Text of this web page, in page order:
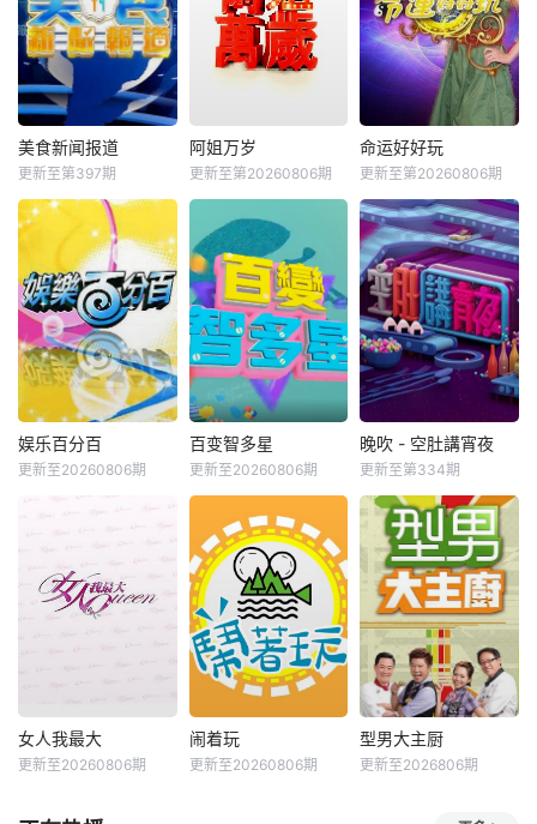
美食新闻报道
更新至第397期
阿姐万岁
更新至第20260806期
命运好好玩
更新至第20260806期
娱乐百分百
更新至20260806期
百变智多星
更新至20260806期
晚吹 - 空肚講宵夜
更新至第334期
女人我最大
更新至20260806期
闹着玩
更新至20260806期
型男大主厨
更新至2026806期